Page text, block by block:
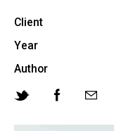
Client
Year
Author